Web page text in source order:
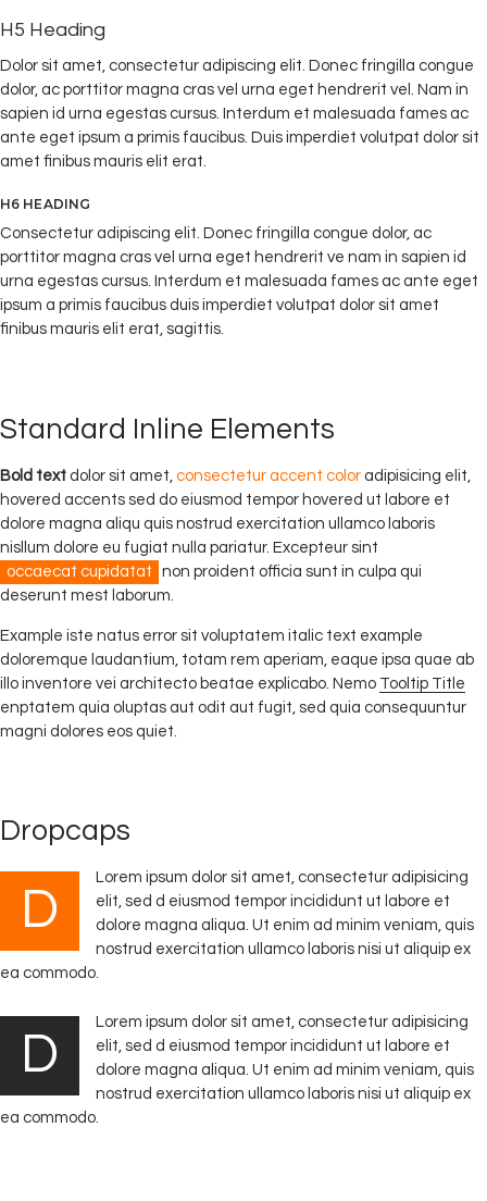
H5 Heading
Dolor sit amet, consectetur adipiscing elit. Donec fringilla congue
dolor, ac porttitor magna cras vel urna eget hendrerit vel. Nam in
sapien id urna egestas cursus. Interdum et malesuada fames ac
ante eget ipsum a primis faucibus. Duis imperdiet volutpat dolor sit
amet finibus mauris elit erat.
H6 HEADING
Consectetur adipiscing elit. Donec fringilla congue dolor, ac
porttitor magna cras vel urna eget hendrerit ve nam in sapien id
urna egestas cursus. Interdum et malesuada fames ac ante eget
ipsum a primis faucibus duis imperdiet volutpat dolor sit amet
finibus mauris elit erat, sagittis.
Standard Inline Elements
Bold text dolor sit amet, consectetur accent color adipisicing elit,
hovered accents sed do eiusmod tempor hovered ut labore et
dolore magna aliqu quis nostrud exercitation ullamco laboris
nisllum dolore eu fugiat nulla pariatur. Excepteur sint
occaecat cupidatat
non proident officia sunt in culpa qui
deserunt mest laborum.
Example iste natus error sit voluptatem italic text example
doloremque laudantium, totam rem aperiam, eaque ipsa quae ab
illo inventore vei architecto beatae explicabo. Nemo Tooltip Title
enptatem quia oluptas aut odit aut fugit, sed quia consequuntur
magni dolores eos quiet.
Dropcaps
D
Lorem ipsum dolor sit amet, consectetur adipisicing
elit, sed d eiusmod tempor incididunt ut labore et
dolore magna aliqua. Ut enim ad minim veniam, quis
nostrud exercitation ullamco laboris nisi ut aliquip ex
ea commodo.
D
Lorem ipsum dolor sit amet, consectetur adipisicing
elit, sed d eiusmod tempor incididunt ut labore et
dolore magna aliqua. Ut enim ad minim veniam, quis
nostrud exercitation ullamco laboris nisi ut aliquip ex
ea commodo.